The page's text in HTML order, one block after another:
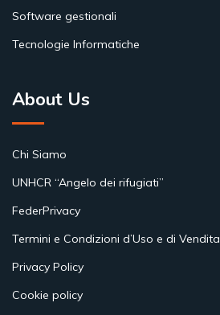
Software gestionali
Tecnologie Informatiche
About Us
Chi Siamo
UNHCR “Angelo dei rifugiati”
FederPrivacy
Termini e Condizioni d’Uso e di Vendita
Privacy Policy
Cookie policy